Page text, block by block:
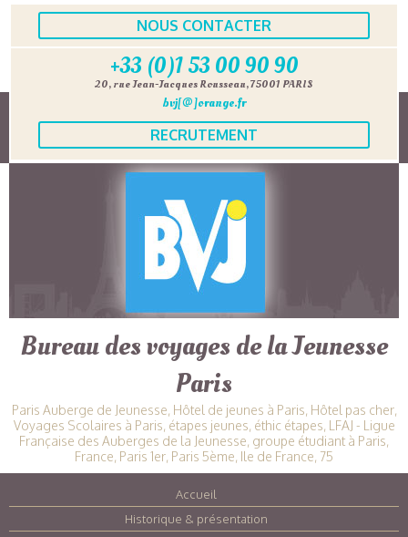
NOUS CONTACTER
+33 (0)1 53 00 90 90
20, rue Jean-Jacques Rousseau, 75001 PARIS
bvj[@]orange.fr
RECRUTEMENT
Bureau des voyages de la Jeunesse
Paris
Paris Auberge de Jeunesse, Hôtel de jeunes à Paris, Hôtel pas cher,
Voyages Scolaires à Paris, étapes jeunes, éthic étapes, LFAJ - Ligue
Française des Auberges de la Jeunesse, groupe étudiant à Paris,
France, Paris 1er, Paris 5ème, Ile de France, 75
Accueil
Historique & présentation